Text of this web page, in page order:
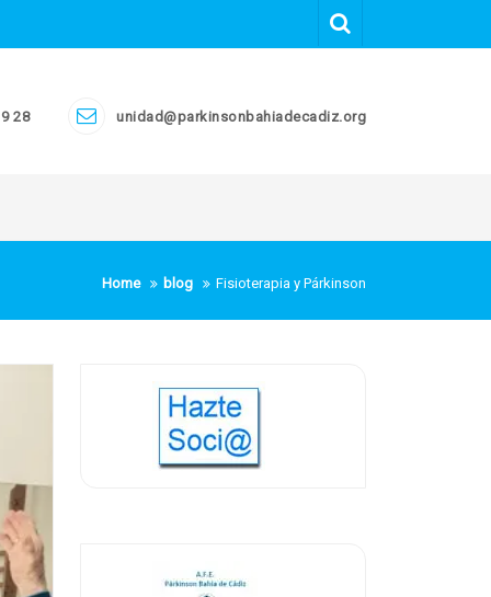
28 unidad@parkinsonbahiadecadiz.org
Home blog Fisioterapia y Párkinson